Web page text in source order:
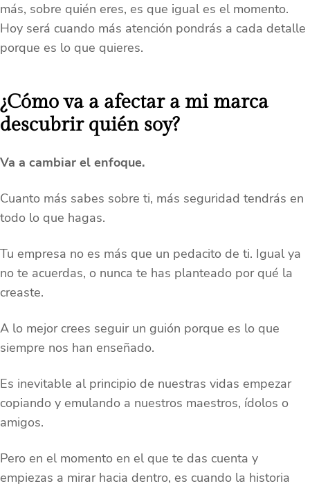
más, sobre quién eres, es que igual es el momento.
Hoy será cuando más atención pondrás a cada detalle
porque es lo que quieres.
¿Cómo va a afectar a mi marca
descubrir quién soy?
Va a cambiar el enfoque.
Cuanto más sabes sobre ti, más seguridad tendrás en
todo lo que hagas.
Tu empresa no es más que un pedacito de ti. Igual ya
no te acuerdas, o nunca te has planteado por qué la
creaste.
A lo mejor crees seguir un guión porque es lo que
siempre nos han enseñado.
Es inevitable al principio de nuestras vidas empezar
copiando y emulando a nuestros maestros, ídolos o
amigos.
Pero en el momento en el que te das cuenta y
empiezas a mirar hacia dentro, es cuando la historia